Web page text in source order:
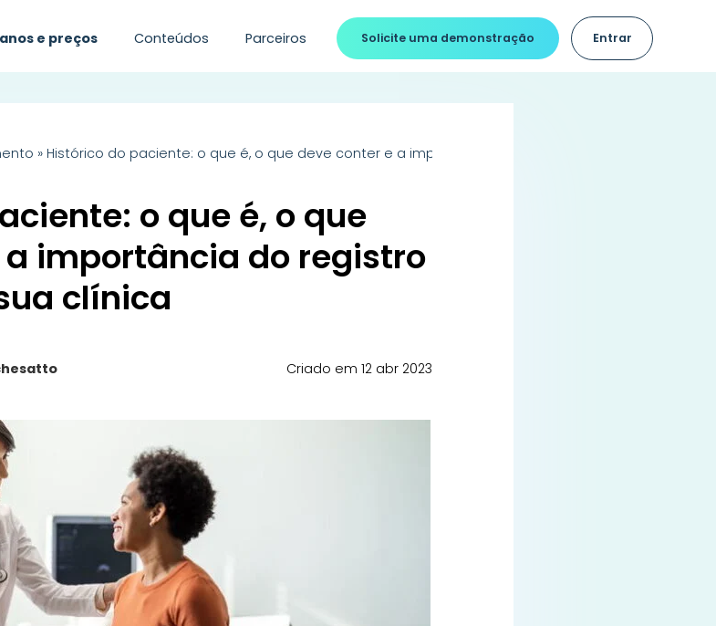
e preços Conteúdos Parceiros Solicite uma demonstração Entrar
» Histórico do paciente: o que é, o que deve conter e a importância do registro médico para sua
o que é, o que
importância do registro
clínica
Criado em 12 abr 2023